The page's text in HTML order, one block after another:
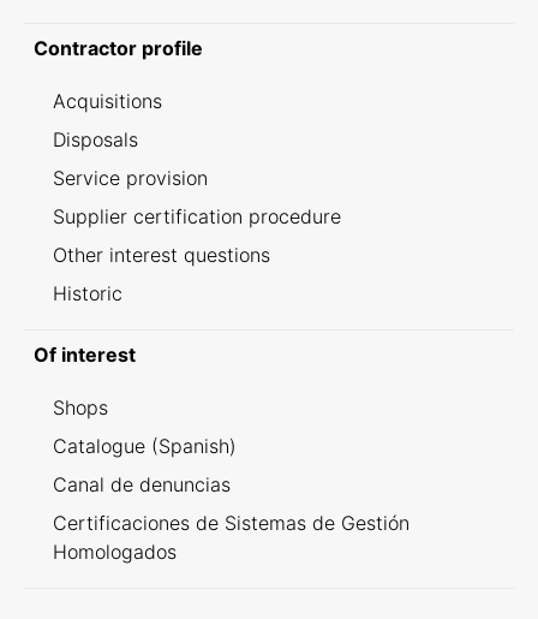
Contractor profile
Acquisitions
Disposals
Service provision
Supplier certification procedure
Other interest questions
Historic
Of interest
Shops
Catalogue (Spanish)
Canal de denuncias
Certificaciones de Sistemas de Gestión
Homologados